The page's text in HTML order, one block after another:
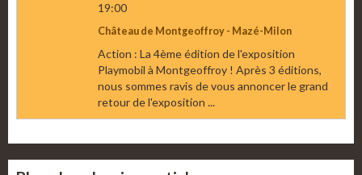
19:00
Château de Montgeoffroy - Mazé-Milon
Action : La 4ème édition de l'exposition
Playmobil à Montgeoffroy ! Après 3 éditions,
nous sommes ravis de vous annoncer le grand
retour de l'exposition ...